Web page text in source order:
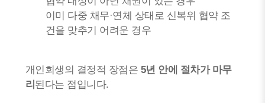
이미 다중 채무·연체 상태로 신복위 협약 조
건을 맞추기 어려운 경우
개인회생의 결정적 장점은 5년 안에 절차가 마무
리 된다는 점입니다.